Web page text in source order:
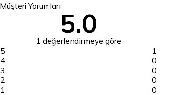
Müşteri Yorumları
5.0
1 değerlendirmeye göre
5
1
4
0
3
0
2
0
1
0